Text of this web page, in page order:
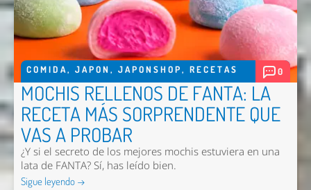
COMIDA, JAPON , JAPONSHOP, RECETAS 0
MOCHIS RELLENOS DE FANTA: LA
RECETA MÁS SORPRENDENTE QUE
VAS A PROBAR
¿Y si el secreto de los mejores mochis estuviera en una
lata de FANTA? Sí, has leído bien.
Sigue leyendo →
Enviar